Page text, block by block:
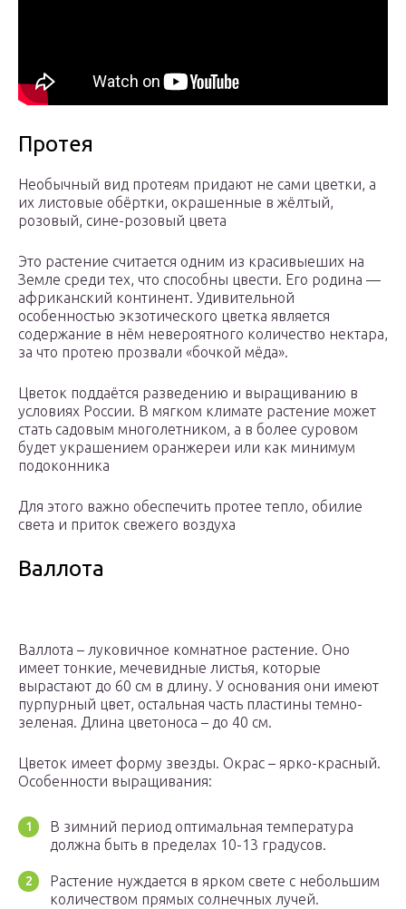
Протея
Необычный вид протеям придают не сами цветки, а
их листовые обёртки, окрашенные в жёлтый,
розовый, сине-розовый цвета
Это растение считается одним из красивыеших на
Земле среди тех, что способны цвести. Его родина —
африканский континент. Удивительной
особенностью экзотического цветка является
содержание в нём невероятного количество нектара,
за что протею прозвали «бочкой мёда».
Цветок поддаётся разведению и выращиванию в
условиях России. В мягком климате растение может
стать садовым многолетником, а в более суровом
будет украшением оранжереи или как минимум
подоконника
Для этого важно обеспечить протее тепло, обилие
света и приток свежего воздуха
Валлота
Валлота – луковичное комнатное растение. Оно
имеет тонкие, мечевидные листья, которые
вырастают до 60 см в длину. У основания они имеют
пурпурный цвет, остальная часть пластины темно-
зеленая. Длина цветоноса – до 40 см.
Цветок имеет форму звезды. Окрас – ярко-красный.
Особенности выращивания:
В зимний период оптимальная температура
должна быть в пределах 10-13 градусов.
Растение нуждается в ярком свете с небольшим
количеством прямых солнечных лучей.